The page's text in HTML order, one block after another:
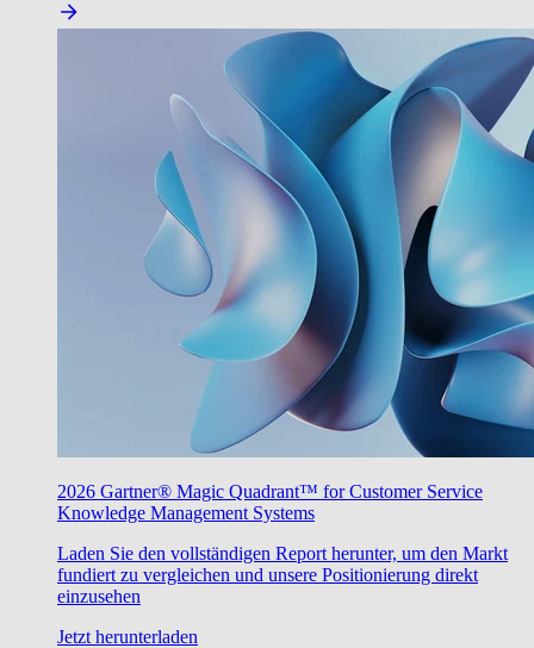
2026 Gartner® Magic Quadrant™ for Customer Service
Knowledge Management Systems
Laden Sie den vollständigen Report herunter, um den Markt
fundiert zu vergleichen und unsere Positionierung direkt
einzusehen
Jetzt herunterladen